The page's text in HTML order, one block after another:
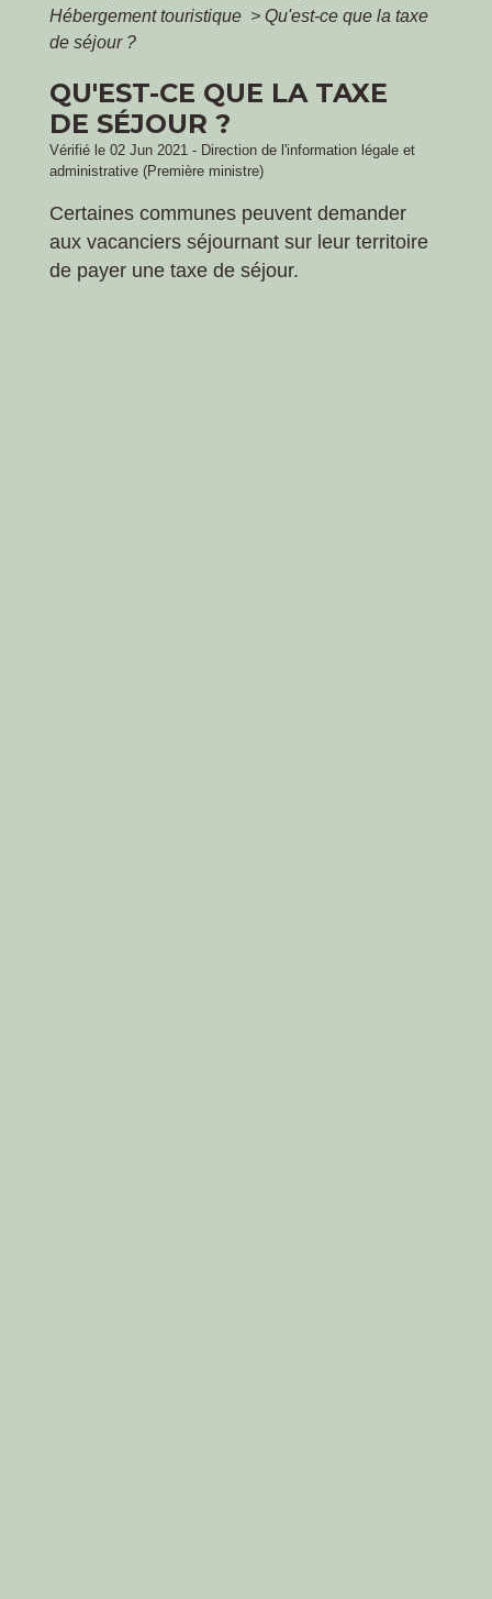
Hébergement touristique > Qu'est-ce que la taxe
de séjour ?
QU'EST-CE QUE LA TAXE
DE SÉJOUR ?
Vérifié le 02 Jun 2021 - Direction de l'information légale et
administrative (Première ministre)
Certaines communes peuvent demander
aux vacanciers séjournant sur leur territoire
de payer une taxe de séjour.